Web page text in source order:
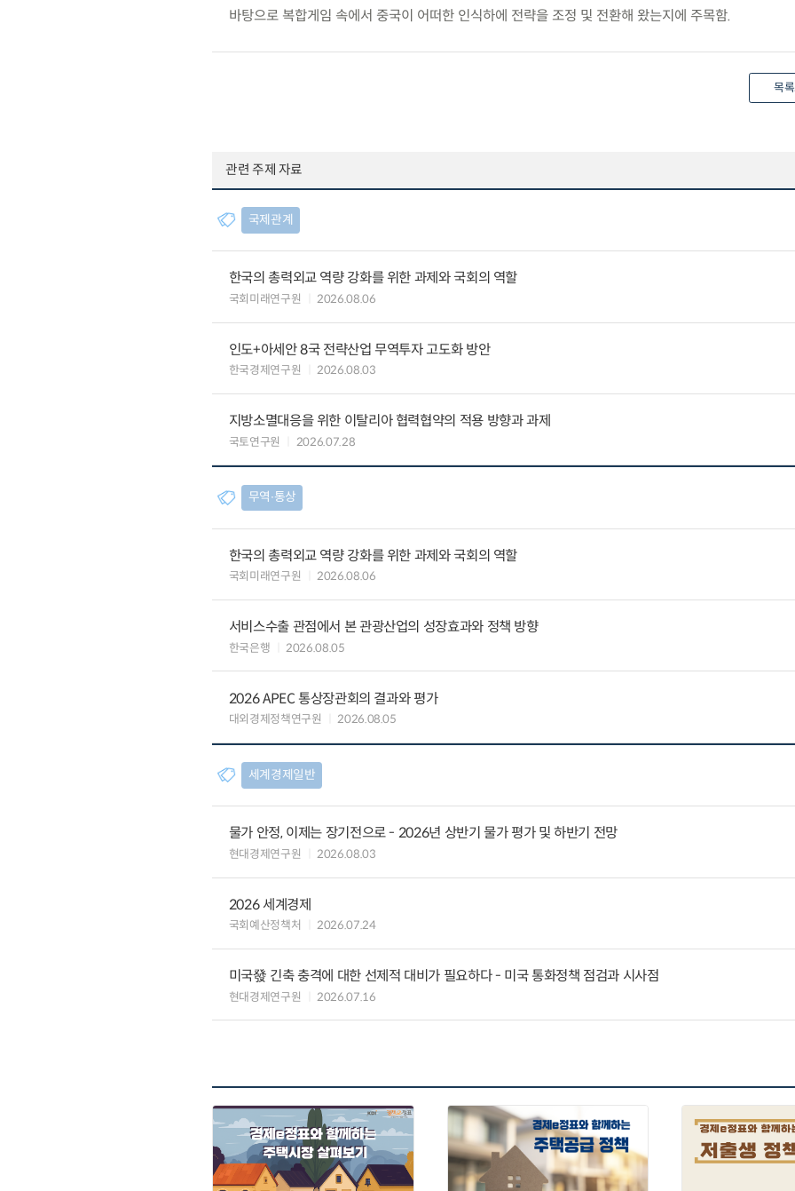
바탕으로 복합게임 속에서 중국이 어떠한 인식하에 전략을 조정 및 전환해 왔는지에 주목함.
목
관련 주제 자료
국제관계
한국의 총력외교 역량 강화를 위한 과제와 국회의 역할
국회미래연구원 2026.08.06
인도+아세안 8국 전략산업 무역투자 고도화 방안
한국경제연구원 2026.08.03
지방소멸대응을 위한 이탈리아 협력협약의 적용 방향과 과제
국토연구원 2026.07.28
무역∙통상
한국의 총력외교 역량 강화를 위한 과제와 국회의 역할
국회미래연구원 2026.08.06
서비스수출 관점에서 본 관광산업의 성장효과와 정책 방향
한국은행 2026.08.05
2026 APEC 통상장관회의 결과와 평가
대외경제정책연구원 2026.08.05
세계경제일반
물가 안정, 이제는 장기전으로 - 2026년 상반기 물가 평가 및 하반기 전망
현대경제연구원 2026.08.03
2026 세계경제
국회예산정책처 2026.07.24
미국發 긴축 충격에 대한 선제적 대비가 필요하다 - 미국 통화정책 점검과 시사점
현대경제연구원 2026.07.16